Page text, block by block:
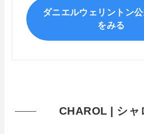
ダニエルウェリントン
をみる
CHAROL | シャ